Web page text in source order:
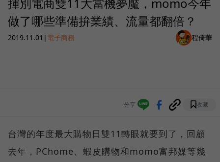
做了哪些準備拚業績、流量都翻倍？
2019.11.01 | 電子商務 程倚華
分享 收藏
台灣的年度最大購物日雙11轉眼就要到了，回顧
去年，PChome、蝦皮購物和momo富邦媒等幾